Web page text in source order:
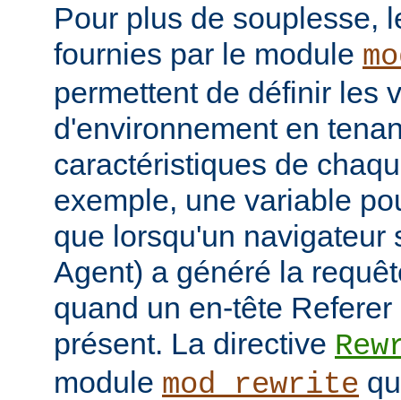
Pour plus de souplesse,
fournies par le module
permettent de définir les
d'environnement en
caractéristiques de
exemple, une variable
que lorsqu'un navigateur
Agent) a généré la
quand un en-tête
présent. La directive
module mod_rewrite